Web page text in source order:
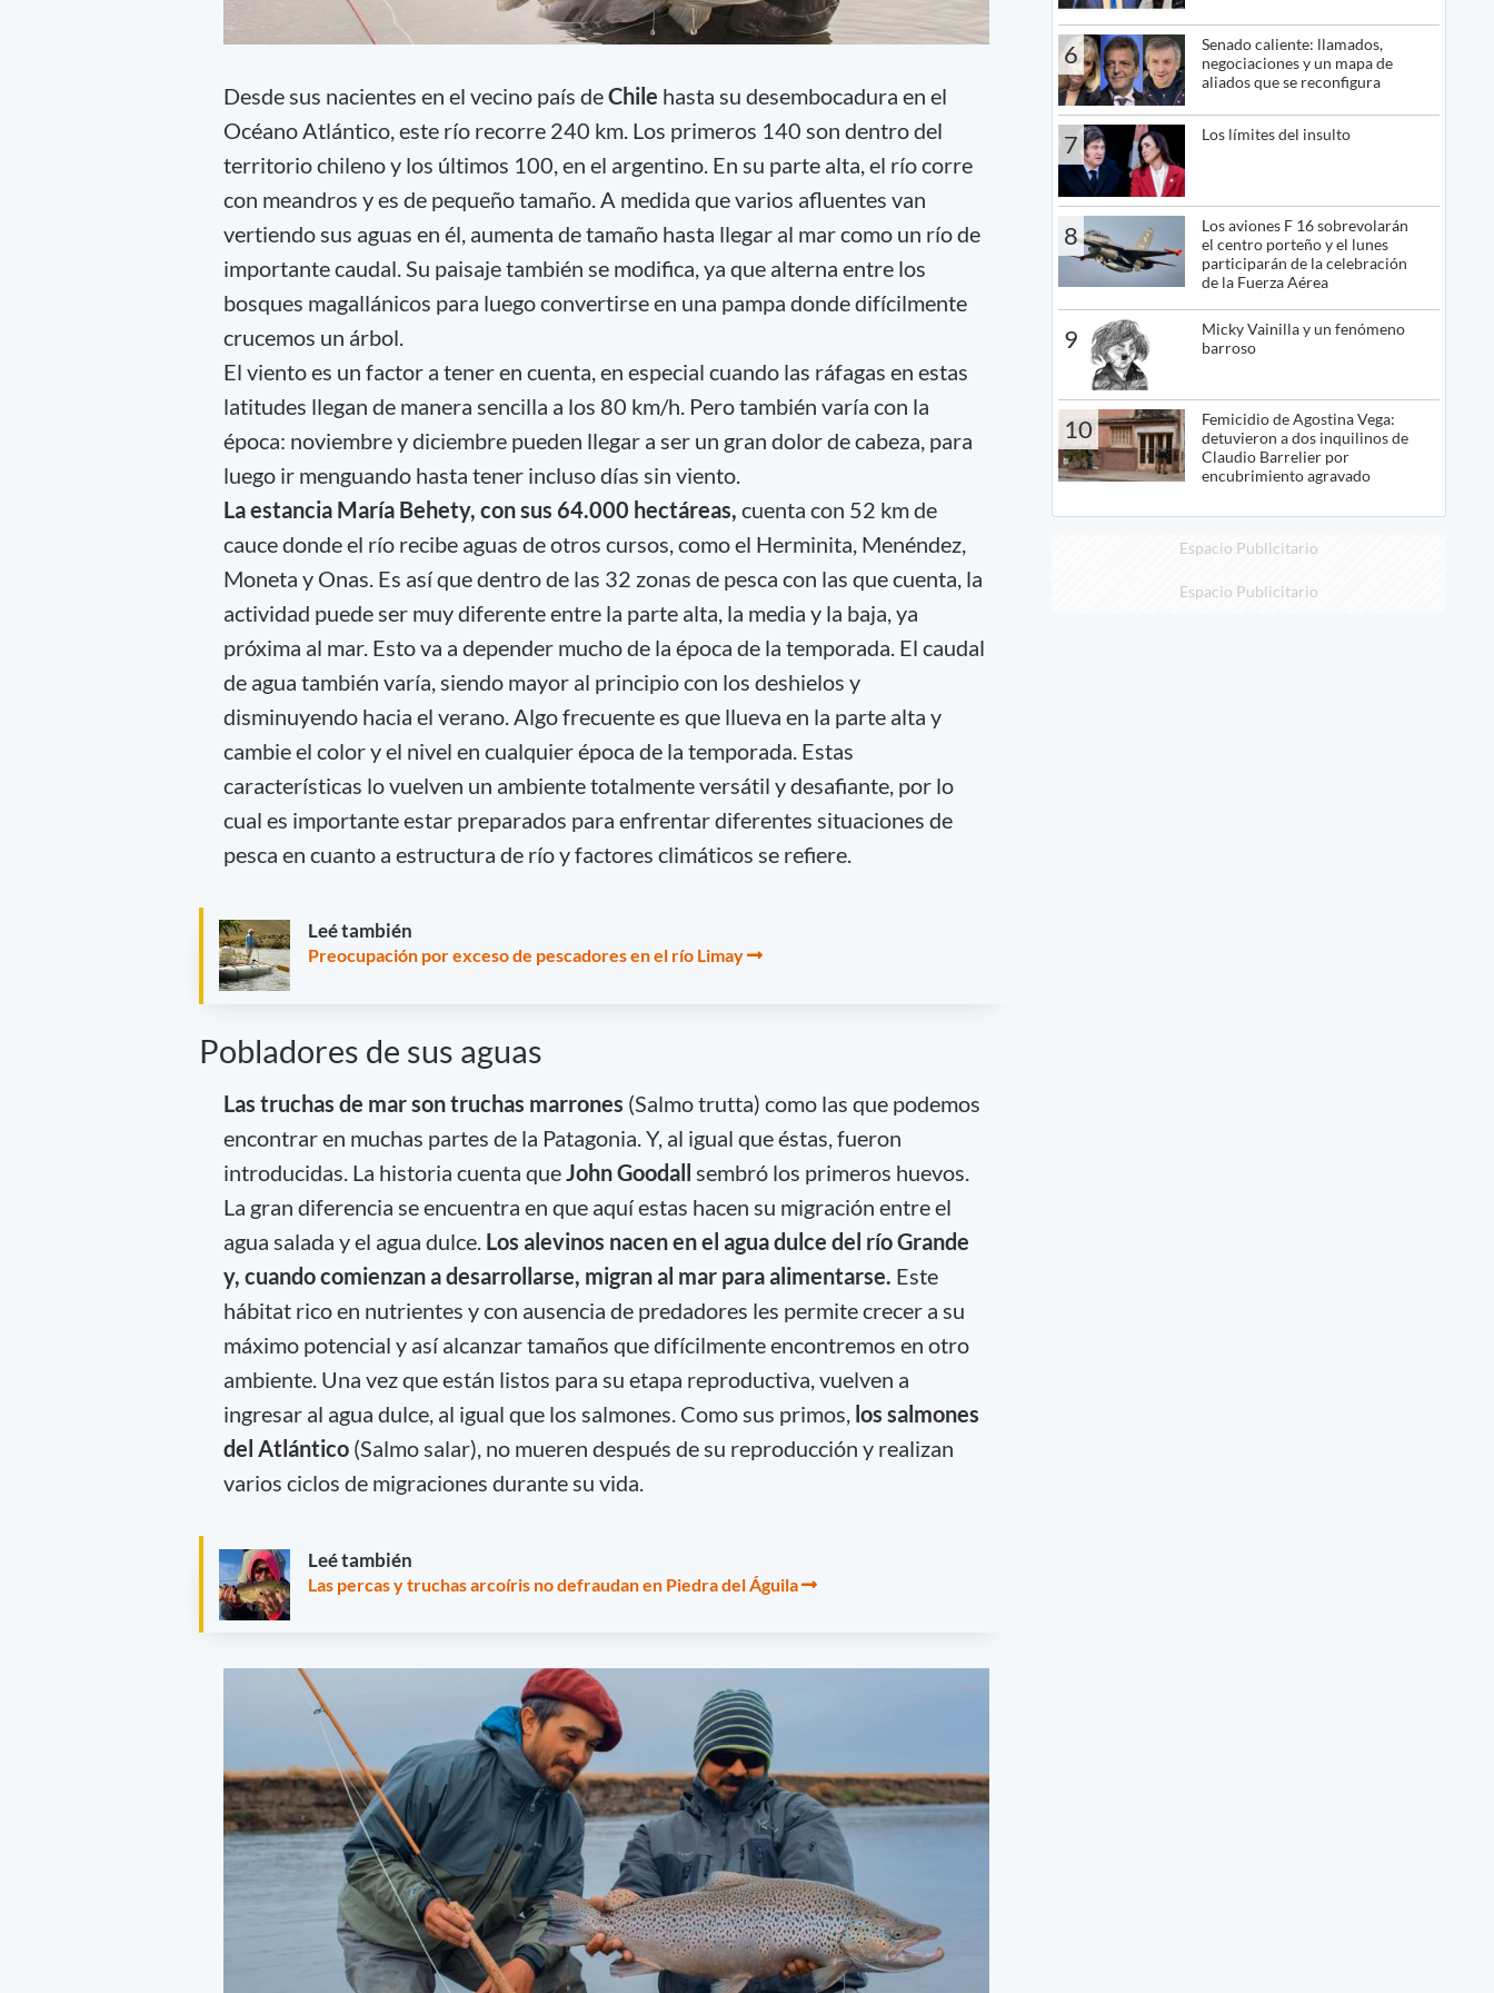
Desde sus nacientes en el vecino país deChile hasta su desembocadura en el
Océano Atlántico, este río recorre 240 km. Los primeros 140 son dentro del
territorio chileno y los últimos 100, en el argentino. En su parte alta, el río corre
con meandros y es de pequeño tamaño. A medida que varios afluentes van
vertiendo sus aguas en él, aumenta de tamaño hasta llegar al mar como un río de
importante caudal. Su paisaje también se modifica, ya que alterna entre los
bosques magallánicos para luego convertirse en una pampa donde difícilmente
crucemos un árbol.
El viento es un factor a tener en cuenta, en especial cuando las ráfagas en estas
latitudes llegan de manera sencilla a los 80 km/h. Pero también varía con la
época: noviembre y diciembre pueden llegar a ser un gran dolor de cabeza, para
luego ir menguando hasta tener incluso días sin viento.
La estancia María Behety, con sus 64.000 hectáreas, cuenta con 52 km de
cauce donde el río recibe aguas de otros cursos, como el Herminita, Menéndez,
Moneta y Onas. Es así que dentro de las 32 zonas de pesca con las que cuenta, la
actividad puede ser muy diferente entre la parte alta, la media y la baja, ya
próxima al mar. Esto va a depender mucho de la época de la temporada. El caudal
de agua también varía, siendo mayor al principio con los deshielos y
disminuyendo hacia el verano. Algo frecuente es que llueva en la parte alta y
cambie el color y el nivel en cualquier época de la temporada. Estas
características lo vuelven un ambiente totalmente versátil y desafiante, por lo
cual es importante estar preparados para enfrentar diferentes situaciones de
pesca en cuanto a estructura de río y factores climáticos se refiere.
Leé también
Preocupación por exceso de pescadores en el río Limay
Pobladores de sus aguas
Las truchas de mar son truchas marrones (Salmo trutta) como las que podemos
encontrar en muchas partes de la Patagonia. Y, al igual que éstas, fueron
introducidas. La historia cuenta queJohn Goodall sembró los primeros huevos.
La gran diferencia se encuentra en que aquí estas hacen su migración entre el
agua salada y el agua dulce. Los alevinos nacen en el agua dulce del río Grande
y, cuando comienzan a desarrollarse, migran al mar para alimentarse. Este
hábitat rico en nutrientes y con ausencia de predadores les permite crecer a su
máximo potencial y así alcanzar tamaños que difícilmente encontremos en otro
ambiente. Una vez que están listos para su etapa reproductiva, vuelven a
ingresar al agua dulce, al igual que los salmones. Como sus primos,los salmones
del Atlántico(Salmo salar), no mueren después de su reproducción y realizan
varios ciclos de migraciones durante su vida.
Leé también
Las percas y truchas arcoíris no defraudan en Piedra del Águila
6
Senado caliente: llamados,
negociaciones y un mapa de
aliados que se reconfigura
7 Los límites del insulto
8
Los aviones F 16 sobrevolarán
el centro porteño y el lunes
participarán de la celebración
de la Fuerza Aérea
9
Micky Vainilla y un fenómeno
barroso
10
Femicidio de Agostina Vega:
detuvieron a dos inquilinos de
Claudio Barrelier por
encubrimiento agravado
Espacio Publicitario
Espacio Publicitario